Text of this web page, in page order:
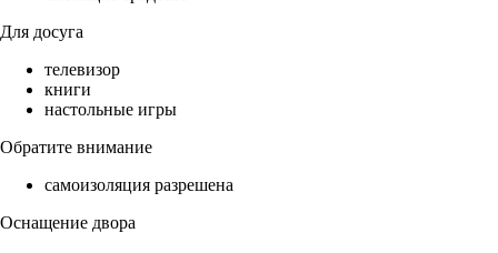
Для досуга
телевизор
книги
настольные игры
Обратите внимание
самоизоляция разрешена
Оснащение двора